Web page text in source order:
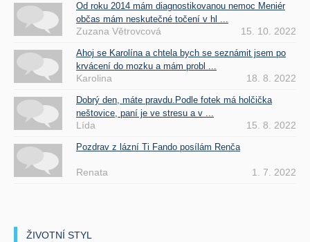
Od roku 2014 mám diagnostikovanou nemoc Meniér
občas mám neskutečné točení v hl ...
Zuzana Větrovcová 15. 10. 2022
Ahoj se Karolína a chtela bych se seznámit jsem po
krvácení do mozku a mám probl ...
Karolina 18. 8. 2022
Dobrý den, máte pravdu.Podle fotek má holčička
neštovice, paní je ve stresu a v ...
Lída 15. 8. 2022
Pozdrav z lázní Ti Fando posílám Renča
Renata 1. 7. 2022
ŽIVOTNÍ STYL